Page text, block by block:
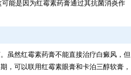
能是因为红霉素药膏通过其抗菌消炎作
虽然红霉素药膏不能直接治疗白癜风，但
，可以联用红霉素眼膏和卡泊三醇软膏，